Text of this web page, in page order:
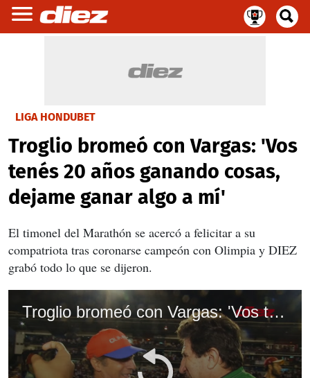
LIGA HONDUBET
Troglio bromeó con Vargas: 'Vos
tenés 20 años ganando cosas,
dejame ganar algo a mí'
El timonel del Marathón se acercó a felicitar a su
compatriota tras coronarse campeón con Olimpia y DIEZ
grabó todo lo que se dijeron.
Troglio bromeó con Vargas: 'Vos tenés 20 años ganando cosas, dejame ganar algo a mí'